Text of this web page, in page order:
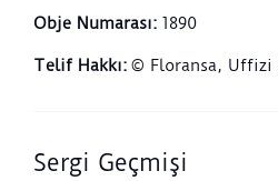
Obje Numarası: 1890
Telif Hakkı: © Floransa, Uffizi
Sergi Geçmişi